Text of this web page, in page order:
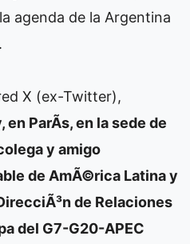
agenda de la Argentina
X (ex-Twitter),
en ParÃ­s, en la sede de
y amigo
de AmÃ©rica Latina y
de Relaciones
del G7-G20-APEC